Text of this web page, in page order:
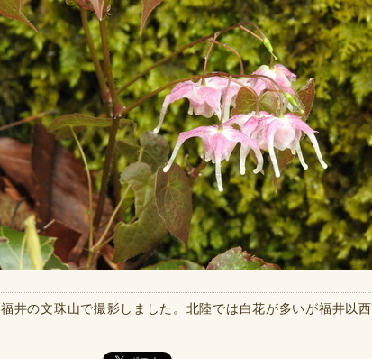
福井の文珠山で撮影しました。北陸では白花が多いが福井以